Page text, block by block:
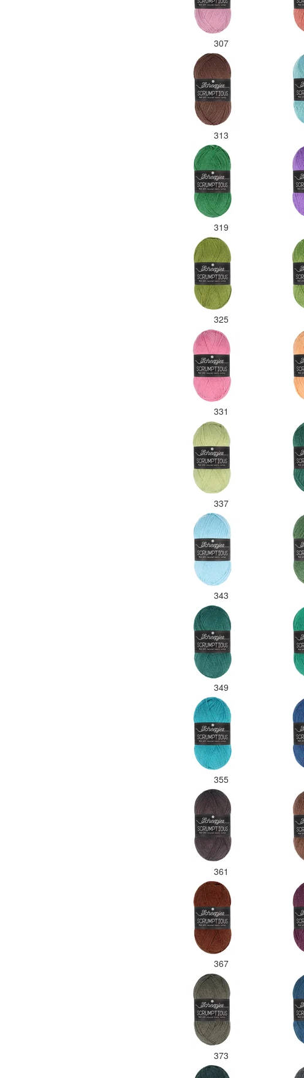
307
313
319
325
331
337
343
349
355
361
367
373